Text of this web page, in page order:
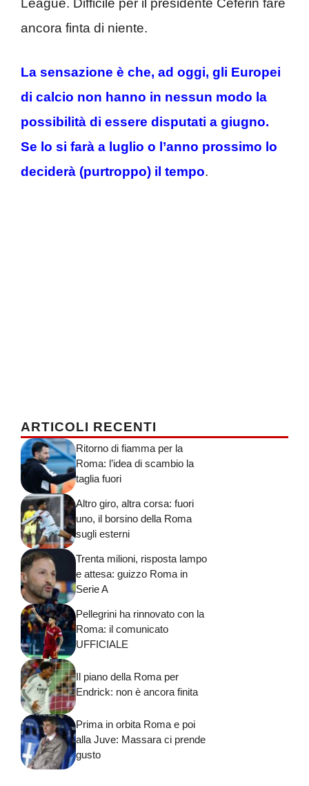
League. Difficile per il presidente Ceferin fare
ancora finta di niente.
La sensazione è che, ad oggi, gli Europei
di calcio non hanno in nessun modo la
possibilità di essere disputati a giugno.
Se lo si farà a luglio o l’anno prossimo lo
deciderà (purtroppo) il tempo.
ARTICOLI RECENTI
Ritorno di fiamma per la
Roma: l’idea di scambio la
taglia fuori
Altro giro, altra corsa: fuori
uno, il borsino della Roma
sugli esterni
Trenta milioni, risposta lampo
e attesa: guizzo Roma in
Serie A
Pellegrini ha rinnovato con la
Roma: il comunicato
UFFICIALE
Il piano della Roma per
Endrick: non è ancora finita
Prima in orbita Roma e poi
alla Juve: Massara ci prende
gusto